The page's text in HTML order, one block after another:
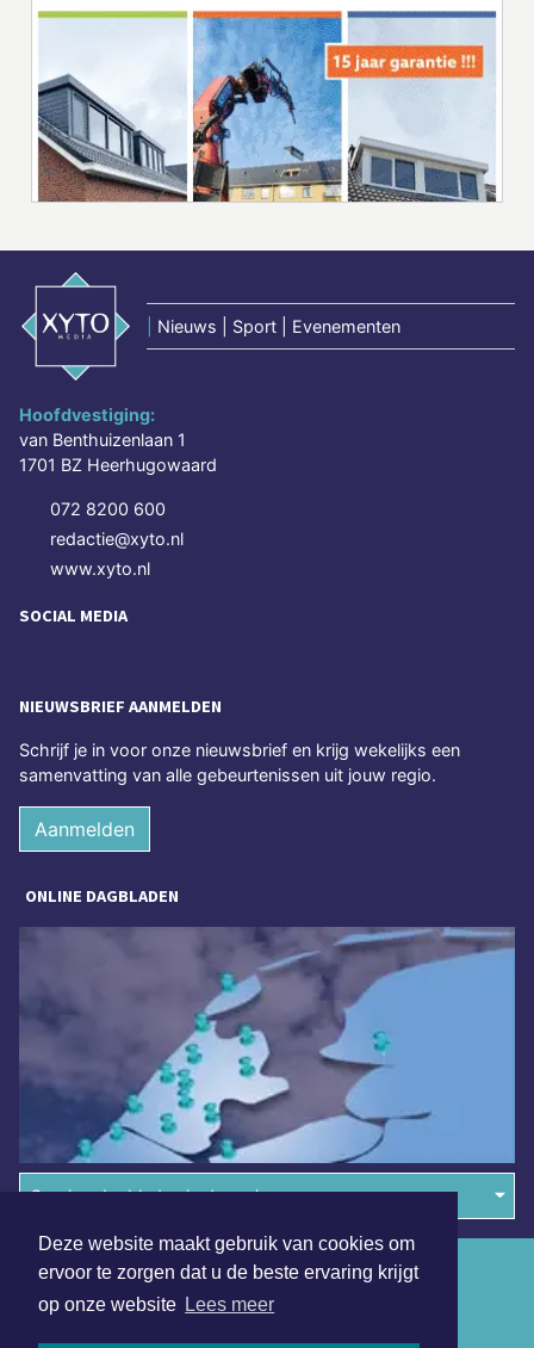
Deze website maakt gebruik van cookies om
ervoor te zorgen dat u de beste ervaring krijgt
op onze website Lees meer
Nieuws | Sport | Evenementen
Hoofdvestiging:
van Benthuizenlaan 1
1701 BZ Heerhugowaard
072 8200 600
redactie@xyto.nl
www.xyto.nl
SOCIAL MEDIA
NIEUWSBRIEF AANMELDEN
Schrijf je in voor onze nieuwsbrief en krijg wekelijks een
samenvatting van alle gebeurtenissen uit jouw regio.
Aanmelden
ONLINE DAGBLADEN
Overige dagbladen in de regio
Algemene voorwaarden
Disclaimer